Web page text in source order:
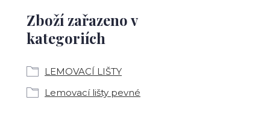
Zboží zařazeno v
kategoriích
LEMOVACÍ LIŠTY
Lemovací lišty pevné